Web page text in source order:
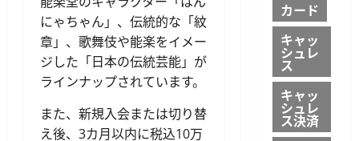
にゃちゃん」、伝統的な「紋
章」、歌舞伎や能楽をイメー
ジした「日本の伝統芸能」が
ラインナップされています。
また、新規入会または切り替
え後、3カ月以内に税込10万
カード
キャッ
シュレ
ス
キャッ
シュレ
ス決済